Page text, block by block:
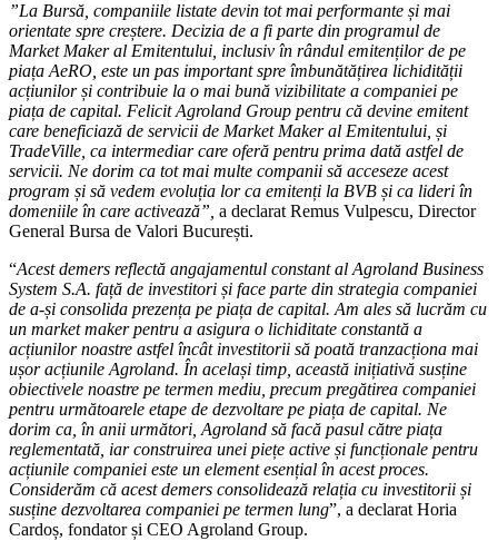
”La Bursă, companiile listate devin tot mai performante și mai
orientate spre creștere. Decizia de a fi parte din programul de
Market Maker al Emitentului, inclusiv în rândul emitenților de pe
piața AeRO, este un pas important spre îmbunătățirea lichidității
acțiunilor și contribuie la o mai bună vizibilitate a companiei pe
piața de capital. Felicit Agroland Group pentru că devine emitent
care beneficiază de servicii de Market Maker al Emitentului, și
TradeVille, ca intermediar care oferă pentru prima dată astfel de
servicii. Ne dorim ca tot mai multe companii să acceseze acest
program și să vedem evoluția lor ca emitenți la BVB și ca lideri în
domeniile în care activează”, a declarat Remus Vulpescu, Director
General Bursa de Valori București.
“Acest demers reflectă angajamentul constant al Agroland Business
System S.A. față de investitori și face parte din strategia companiei
de a-și consolida prezența pe piața de capital. Am ales să lucrăm cu
un market maker pentru a asigura o lichiditate constantă a
acțiunilor noastre astfel încât investitorii să poată tranzacționa mai
ușor acțiunile Agroland. În același timp, această inițiativă susține
obiectivele noastre pe termen mediu, precum pregătirea companiei
pentru următoarele etape de dezvoltare pe piața de capital. Ne
dorim ca, în anii următori, Agroland să facă pasul către piața
reglementată, iar construirea unei piețe active și funcționale pentru
acțiunile companiei este un element esențial în acest proces.
Considerăm că acest demers consolidează relația cu investitorii și
susține dezvoltarea companiei pe termen lung”, a declarat Horia
Cardoș, fondator și CEO Agroland Group.